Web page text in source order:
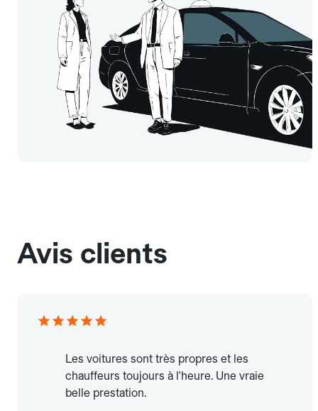
Avis clients
Les voitures sont très propres et les
chauffeurs toujours à l'heure. Une vraie
belle prestation.